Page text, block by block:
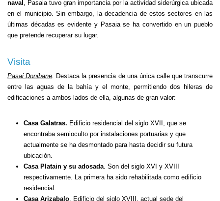
naval , Pasaia tuvo gran importancia por la actividad siderúrgica ubicada
en el municipio. Sin embargo, la decadencia de estos sectores en las
últimas décadas es evidente y Pasaia se ha convertido en un pueblo
que pretende recuperar su lugar.
Visita
Pasai Donibane. Destaca la presencia de una única calle que transcurre
entre las aguas de la bahía y el monte, permitiendo dos hileras de
edificaciones a ambos lados de ella, algunas de gran valor:
Casa Galatras. Edificio residencial del siglo XVII, que se
encontraba semioculto por instalaciones portuarias y que
actualmente se ha desmontado para hasta decidir su futura
ubicación.
Casa Platain y su adosada. Son del siglo XVI y XVIII
respectivamente. La primera ha sido rehabilitada como edificio
residencial.
Casa Arizabalo. Edificio del siglo XVIII, actual sede del